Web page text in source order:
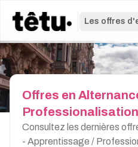
Les offres
Offres en
Professionalisation
Consultez les dernières
- Apprentissage /